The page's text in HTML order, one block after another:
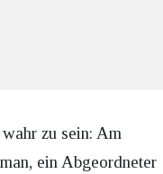
zu sein: Am
ein Abgeordneter